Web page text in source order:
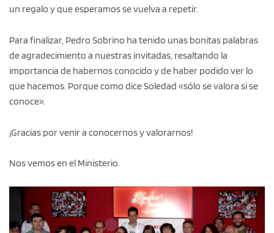
un regalo y que esperamos se vuelva a repetir.
Para finalizar, Pedro Sobrino ha tenido unas bonitas palabras
de agradecimiento a nuestras invitadas, resaltando la
importancia de habernos conocido y de haber podido ver lo
que hacemos. Porque como dice Soledad «sólo se valora si se
conoce».
¡Gracias por venir a conocernos y valorarnos!
Nos vemos en el Ministerio.